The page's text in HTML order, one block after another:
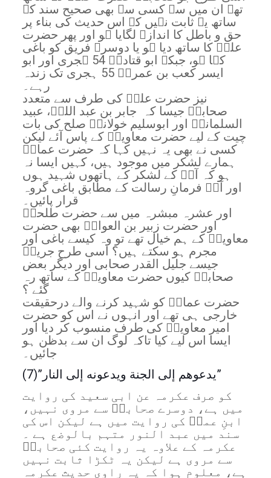
تھے ان میں سے کسی سے بھی صحیح سند کے
ساتھ یہ ثابت نہیں کہ اس حدیث کی بناء پر
حق و باطل کا اندازہ لگایا ہو اور پھر حضرت
علیؓ کا ساتھ دیا ہو یا دوسرے فریق کو باغی
کہا ہو، جبکہ ابو قتادهؓ 54 ہجری اور ابو
ایسر کعب بن عمروؓ 55 ہجری تک زندہ
رہے۔
نیز حضرت علیؓ کی طرف سے متعدد
صحابہؓ جیسا کہ جابر بن عبد اللہؓ، عبید
السلمانیؓ اور ابوسلیم خولانیؓ صلح کی بات
چیت کے لیے حضرت معاویہؓ کے پاس آئے لیکن
کسی نے بھی یہ نہیں کہا کہ حضرت عمارؓ
ہمارے لشکر میں موجود ہیں، کہیں ایسا نہ
ہو کہ آپؓ کے لشکر کے ہاتھوں شہید ہوں
اور آپؓ فرمانِ رسالت کے مطابق باغی گروہ
اور عشرہ مبشرہ میں سے حضرت طلحہؓ
اور حضرت زبیر بن العوامؓ بھی حضرت
معاویہؓ کے ہم خیال تھے تو وہ کیسے باغی اور
مجرم ہو سکتے ہیں؟ اسی طرح جریرؓ
جیسے جلیل القدر صحابی اور دیگر بعض
صحابہؓ کیوں حضرت معاویہؓ کے ساتھ رہ
گئے ؟
حضرت عمارؓ کو شہید کرنے والے درحقیقت
خارجی ہی تھے اور انہوں نے اس کو حضرت
امیر معاویہؓ کی طرف منسوب کر دیا اور
ایسا اس لیے کیا تاکہ لوگ ان سے بدظن ہو
جائیں۔
(7)”يدعوهم إلى الجنة ويدعونه إلى النار”
کو صرف عکرمہ عن ابی سعید کی روایت
میں ہے، دوسرے صحابہؓ سے مروی نہیں،
ابنِ عمرؓ کی روایت میں ہے لیکن اس کی
سند میں عبد النور متہم بالوضع ہے ۔
عکرمہ کے علاوہ یہ روایت کئی صحابہؓ
سے مروی ہے لیکن یہ ٹکڑا ثابت نہیں
ہے، معلوم ہوا کہ یہ راوی حدیث عکرمہ